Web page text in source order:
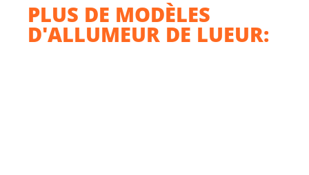
PLUS DE MODÈLES
D'ALLUMEUR DE LUEUR: